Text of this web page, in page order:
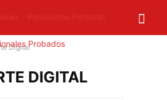
Digital
DIGITAL